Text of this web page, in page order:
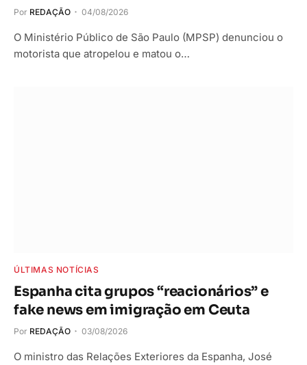
Por REDAÇÃO 04/08/2026
O Ministério Público de São Paulo (MPSP) denunciou o
motorista que atropelou e matou o…
ÚLTIMAS NOTÍCIAS
Espanha cita grupos “reacionários” e
fake news em imigração em Ceuta
Por REDAÇÃO 03/08/2026
O ministro das Relações Exteriores da Espanha, José